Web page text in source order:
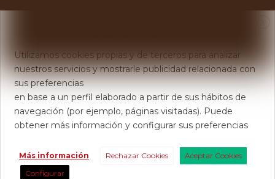
Utilizamos cookies propias y de terceros para analizar
nuestros servicios y mostrarle publicidad relacionada con
sus preferencias
en base a un perfil elaborado a partir de sus hábitos de
navegación (por ejemplo, páginas visitadas). Puede
obtener más información y configurar sus preferencias
Más información Rechazar Cookies
Aceptar Cookies
Configurar